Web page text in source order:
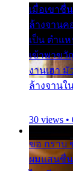
เมื่อเขาชื่
ล้างจานค
เป็น ตำแ
เข้าพาขวั
งานเฮา
ล้างจานใ
30 views •
ขอ กราบ
ผมแสนชื่น